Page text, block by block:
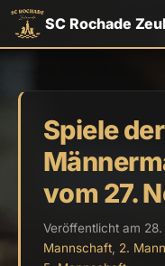
SC Rochade
Spiele der
vom 27.
Veröffentlicht am
Mannschaft 2.